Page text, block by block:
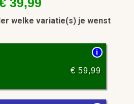
welke variatie(s) je wenst
i
€ 59,99